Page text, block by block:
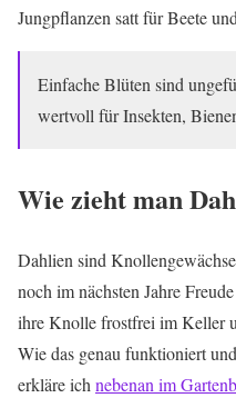
Jungpflanzen satt für Beete
Einfache Blüten sind
wertvoll für Insekten,
Wie zieht man
Dahlien sind
noch im nächsten Jahre
ihre Knolle frostfrei im Keller
Wie das genau funktioniert
erkläre ich nebenan im